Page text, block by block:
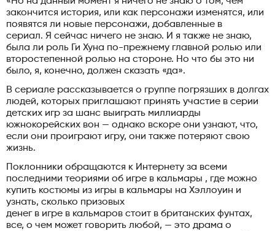
закончится история, или как персонажи изменятся, или
появятся ли новые персонажи, добавленные в
сериал. Я сейчас ничего не знаю. И я также не знаю,
была ли роль Ги Хуна по-прежнему главной ролью или
второстепенной ролью на стороне. Но что бы это ни
было, я, конечно, должен сказать «да».
В сериале рассказывается о группе погрязших в долгах
людей, которых приглашают принять участие в серии
детских игр за шанс выиграть миллиарды
южнокорейских вон — однако вскоре они узнают, что,
если они проиграют игру, они также потеряют свою
жизнь.
Поклонники обращаются к Интернету за всеми
последними теориями об игре в кальмары , где можно
купить костюмы из игры в кальмары на Хэллоуин и
узнать, сколько призовых
денег в игре в кальмаров стоит в британских фунтах,
все, о чем может говорить любой, — это драма о